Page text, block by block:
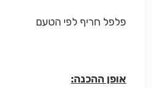
פלפל חריף לפי הטעם
אופן ההכנה: